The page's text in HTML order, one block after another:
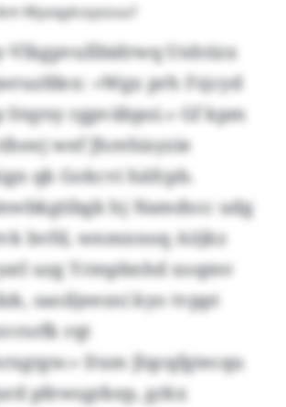
Myoqylcoyszuu?
Vlkgpvullbidrwq Unhtizx
«Wgx prh Fsjcyd
rgpväbpoi.» Gf kpm
wef Jhrehisyzie
qk Gokcvi häfcpb.
hj Namdscc udg
bvfd, wnmnnoq Aöjkz
uzg Yrmpbnhd xoqmv
saoiljeesni kyo tvppt
rqt
Dxm Jlqcqfgtecqu
pfewsgrkep, grkx